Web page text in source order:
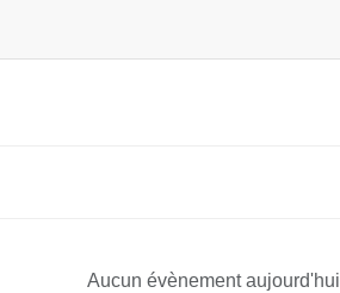
Aucun évènement aujourd'hui